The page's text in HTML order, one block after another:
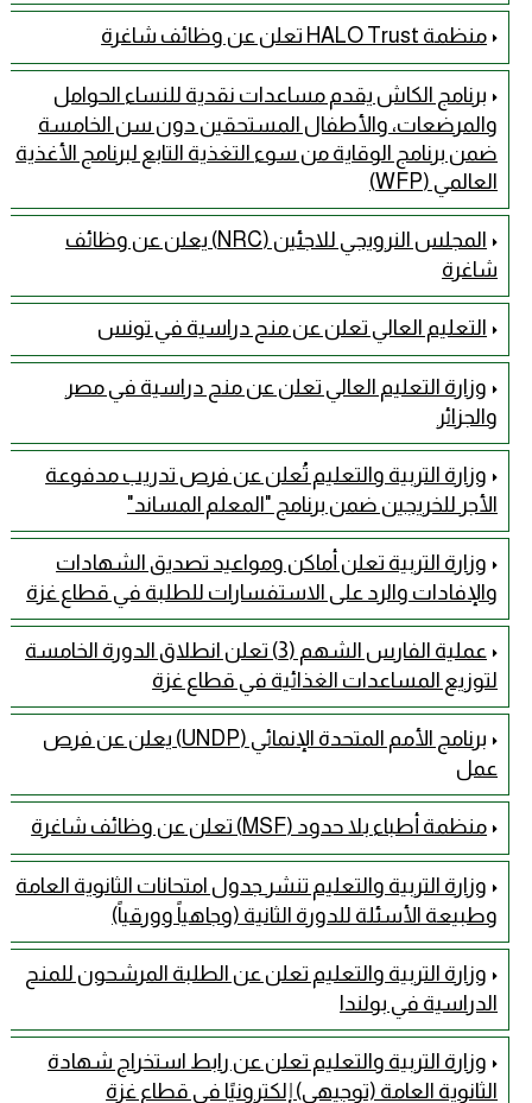
منظمة HALO Trust تعلن عن وظائف شاغرة
برنامج الكاش يقدم مساعدات نقدية للنساء الحوامل
والمرضعات، والأطفال المستحقين دون سن الخامسة
ضمن برنامج الوقاية من سوء التغذية التابع لبرنامج الأغذية
العالمي (WFP)
المجلس النرويجي للاجئين (NRC) يعلن عن وظائف
شاغرة
التعليم العالي تعلن عن منح دراسية في تونس
وزارة التعليم العالي تعلن عن منح دراسية في مصر
والجزائر
وزارة التربية والتعليم تُعلن عن فرص تدريب مدفوعة
الأجر للخريجين ضمن برنامج "المعلم المساند"
وزارة التربية تعلن أماكن ومواعيد تصديق الشهادات
والإفادات والرد على الاستفسارات للطلبة في قطاع غزة
عملية الفارس الشهم (3) تعلن انطلاق الدورة الخامسة
لتوزيع المساعدات الغذائية في قطاع غزة
برنامج الأمم المتحدة الإنمائي (UNDP) يعلن عن فرص
عمل
منظمة أطباء بلا حدود (MSF) تعلن عن وظائف شاغرة
وزارة التربية والتعليم تنشر جدول امتحانات الثانوية العامة
وطبيعة الأسئلة للدورة الثانية (وجاهياً وورقياً)
وزارة التربية والتعليم تعلن عن الطلبة المرشحون للمنح
الدراسية في بولندا
وزارة التربية والتعليم تعلن عن رابط استخراج شهادة
الثانوية العامة (توجيهي) إلكترونيًا في قطاع غزة